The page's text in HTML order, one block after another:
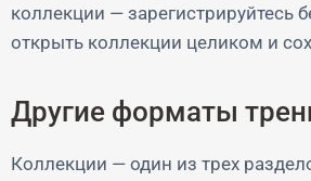
коллекции — зарегистрируйтесь
открыть коллекции целиком и
Другие форматы
Коллекции — один из трех